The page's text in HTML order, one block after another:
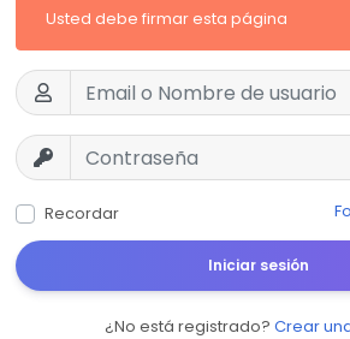
Usted debe firmar esta página
Recordar
Iniciar sesión
¿No está registrado? Crear